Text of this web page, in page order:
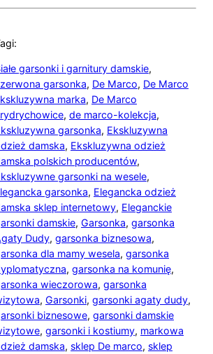
garsonki i garnitury damskie,
garsonka, De Marco, De Marco
marka, De Marco
, de marco-kolekcja,
garsonka, Ekskluzywna
damska, Ekskluzywna odzież
polskich producentów,
garsonki na wesele,
garsonka, Elegancka odzież
sklep internetowy, Eleganckie
damskie, Garsonka, garsonka
Dudy, garsonka biznesowa,
dla mamy wesela, garsonka
, garsonka na komunię,
wieczorowa, garsonka
, Garsonki, garsonki agaty dudy,
biznesowe, garsonki damskie
, garsonki i kostiumy, markowa
damska, sklep De marco, sklep